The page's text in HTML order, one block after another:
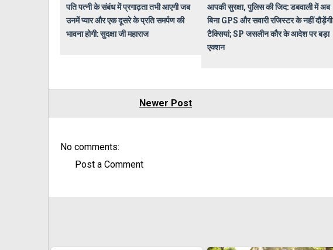
पति पत्नी के संबंध में प्रगाढ़ता तभी आएगी जब
उनमें प्यार और एक दूसरे के प्रति समर्पण की
भावना होगी: सुदक्षा जी महाराज
आपकी सुरक्षा, पुलिस की जिद: डबवाली में अब
बिना GPS और सवारी रजिस्टर के नहीं दौड़ेंगी
टैक्सियां; SP जसलीन कौर के आदेश पर बड़ा
एक्शन
Newer Post
No comments:
Post a Comment